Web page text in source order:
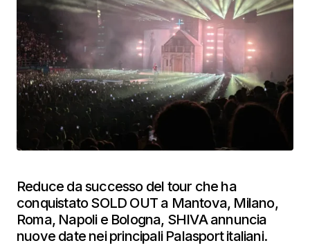
Reduce da successo del tour che ha
conquistato SOLD OUT a Mantova, Milano,
Roma, Napoli e Bologna, SHIVA annuncia
nuove date nei principali Palasport italiani.